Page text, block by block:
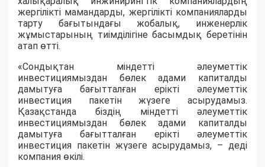
жергілікті мамандарды, жергілікті компанияларды
тарту бағытындағы жобалық, инженерлік
жұмыстарының тиімділігіне басымдық беретінін
атап өтті.
«Сондықтан міндетті әлеуметтік
инвестициямыздан бөлек адами капиталды
дамытуға бағытталған ерікті әлеуметтік
инвестиция пакетін жүзеге асырудамыз.
Қазақстанда біздің міндетті әлеуметтік
инвестициямыздан бөлек адами капиталды
дамытуға бағытталған ерікті әлеуметтік
инвестиция пакетін жүзеге асырудамыз, – деді
компания өкілі.